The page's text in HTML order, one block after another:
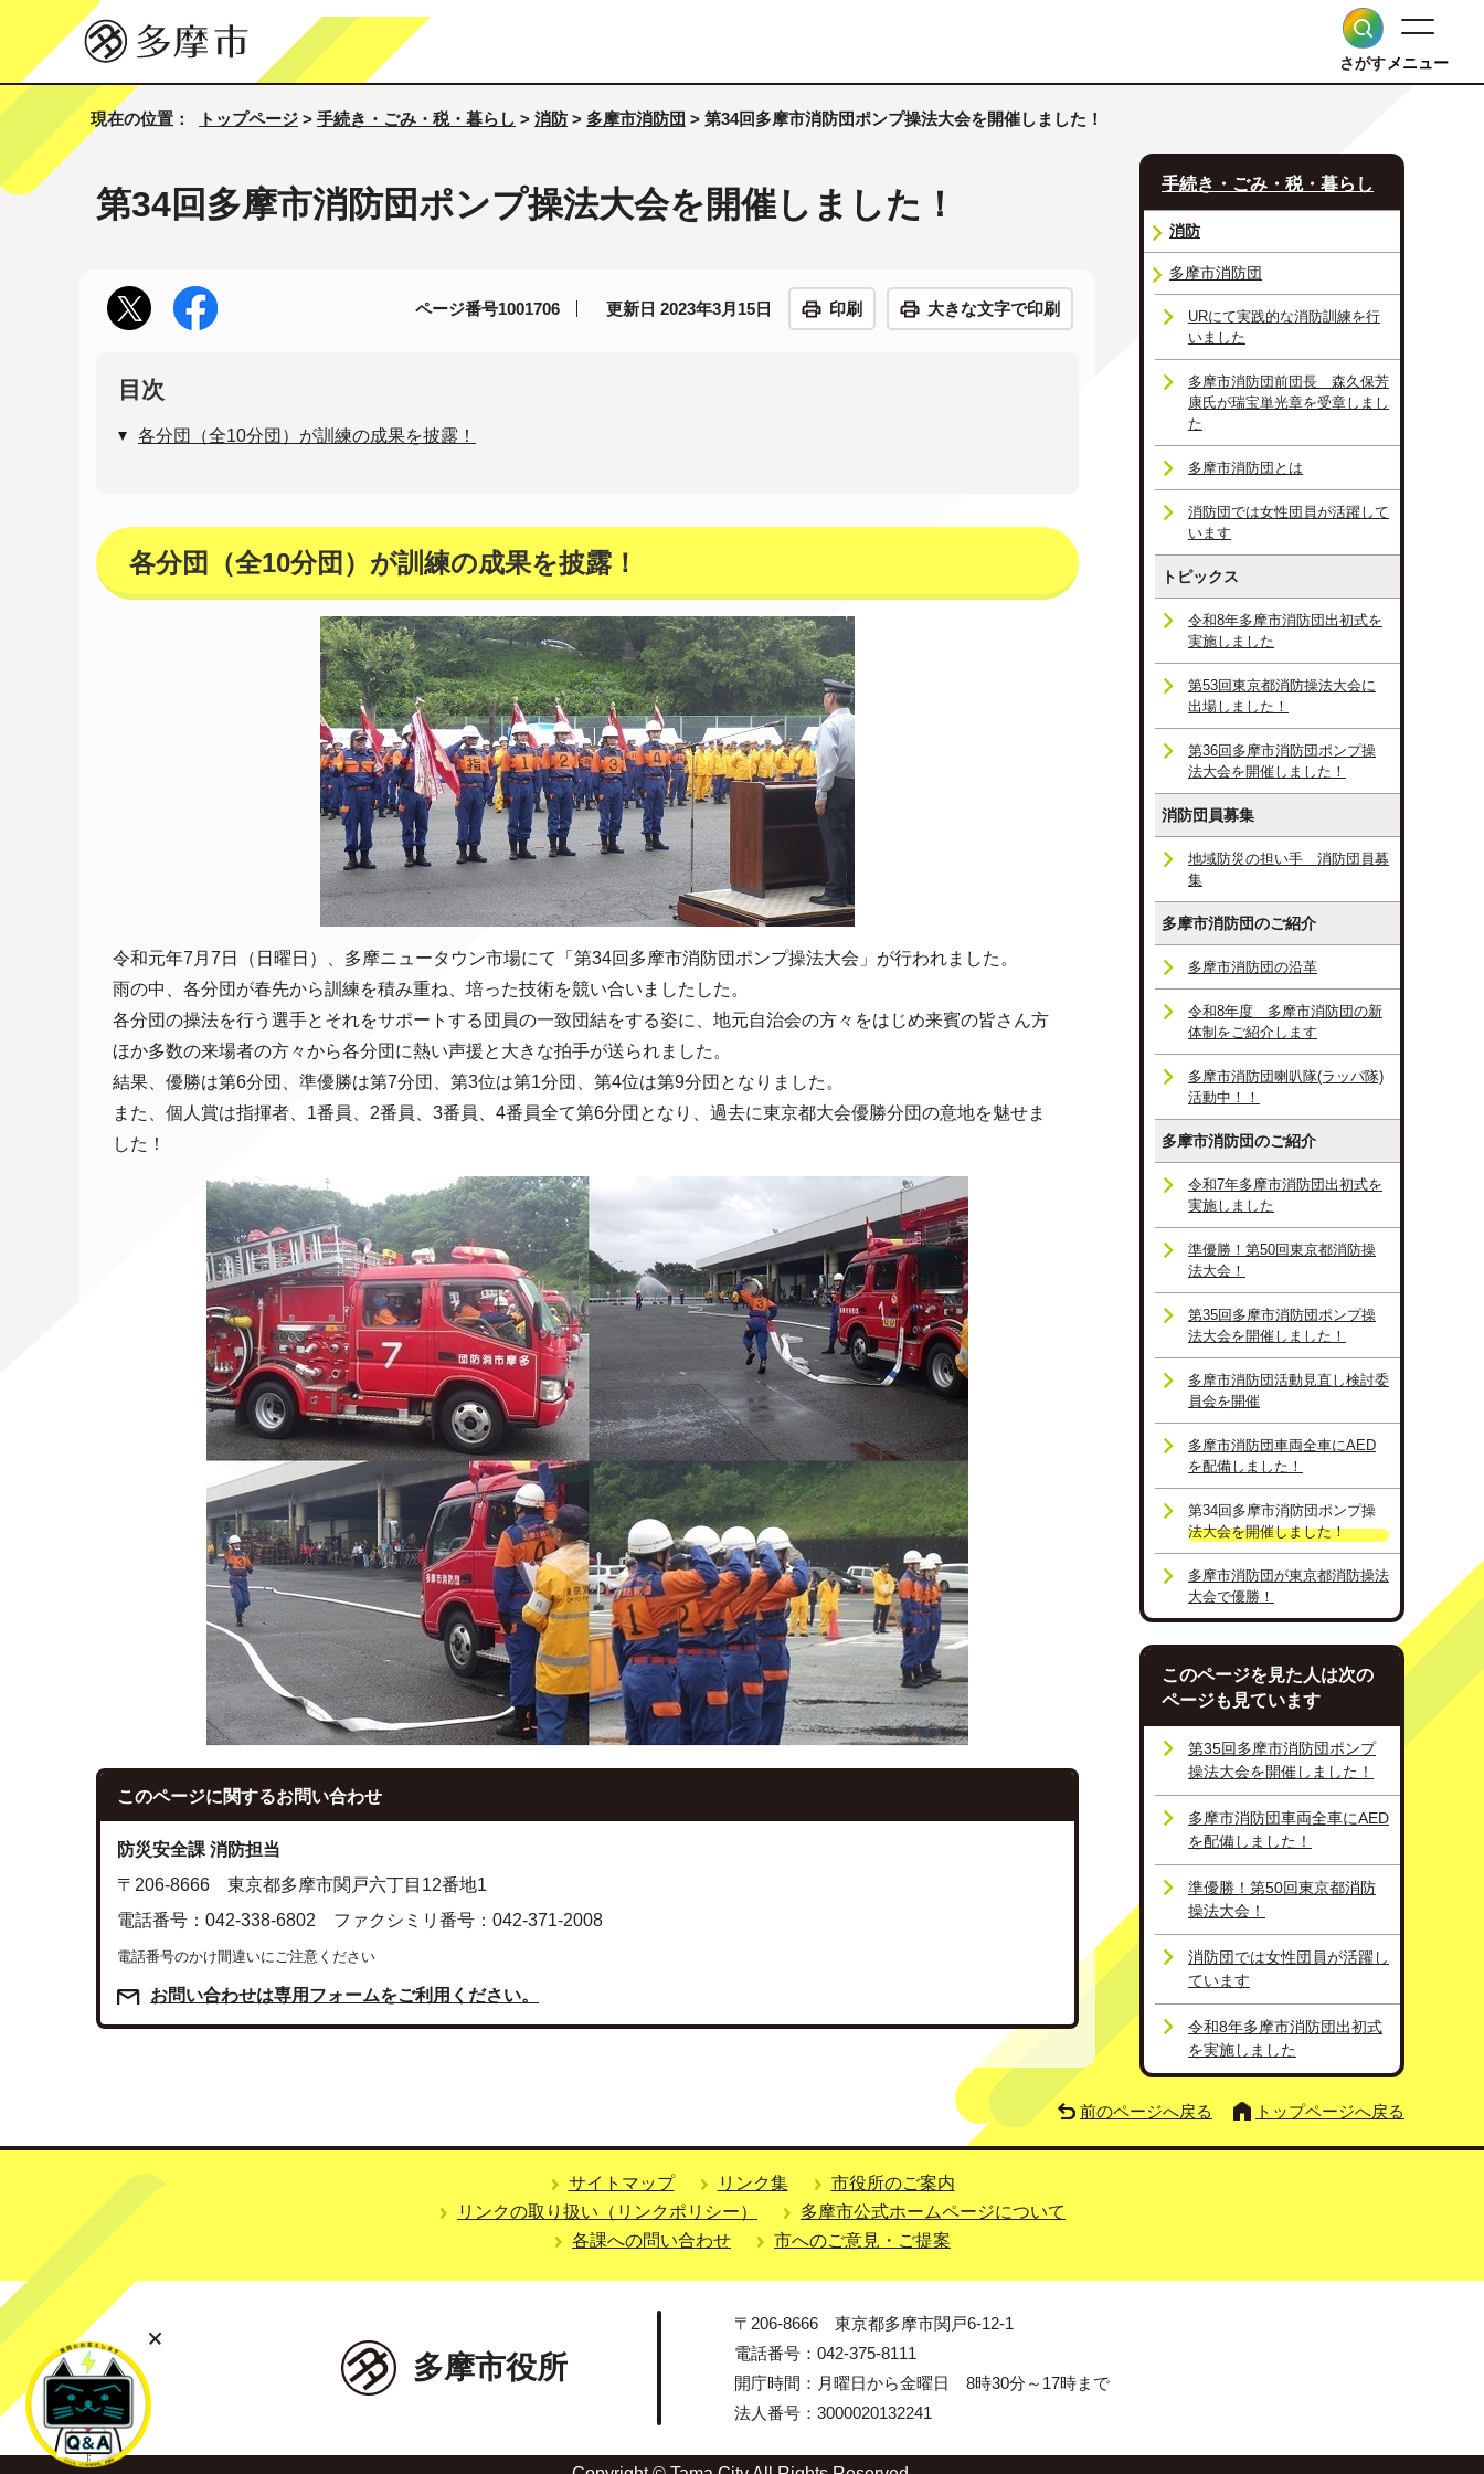
さがすメニュー
現在の位置： トップページ > 手続き・ごみ・税・暮らし > 消防 > 多摩市消防団 > 第34回多摩市消防団ポンプ操法大会を開催しました！
第34回多摩市消防団ポンプ操法大会を開催しました！
ページ番号1001706 更新日 2023年3月15日 印刷 大きな文字で印刷
目次
各分団（全10分団）が訓練の成果を披露！
各分団（全10分団）が訓練の成果を披露！
令和元年7月7日（日曜日）、多摩ニュータウン市場にて「第34回多摩市消防団ポンプ操法大会」が行われました。
雨の中、各分団が春先から訓練を積み重ね、培った技術を競い合いましたした。
各分団の操法を行う選手とそれをサポートする団員の一致団結をする姿に、地元自治会の方々をはじめ来賓の皆さん方
ほか多数の来場者の方々から各分団に熱い声援と大きな拍手が送られました。
結果、優勝は第6分団、準優勝は第7分団、第3位は第1分団、第4位は第9分団となりました。
また、個人賞は指揮者、1番員、2番員、3番員、4番員全て第6分団となり、過去に東京都大会優勝分団の意地を魅せま
した！
このページに関するお問い合わせ
防災安全課 消防担当
〒206-8666 東京都多摩市関戸六丁目12番地1
電話番号：042-338-6802 ファクシミリ番号：042-371-2008
電話番号のかけ間違いにご注意ください
お問い合わせは専用フォームをご利用ください。
手続き・ごみ・税・暮らし
消防
多摩市消防団
URにて実践的な消防訓練を行
いました
多摩市消防団前団長 森久保芳
康氏が瑞宝単光章を受章しまし
た
多摩市消防団とは
消防団では女性団員が活躍して
います
トピックス
令和8年多摩市消防団出初式を
実施しました
第53回東京都消防操法大会に
出場しました！
第36回多摩市消防団ポンプ操
法大会を開催しました！
消防団員募集
地域防災の担い手 消防団員募
集
多摩市消防団のご紹介
多摩市消防団の沿革
令和8年度 多摩市消防団の新
体制をご紹介します
多摩市消防団喇叭隊(ラッパ隊)
活動中！！
多摩市消防団のご紹介
令和7年多摩市消防団出初式を
実施しました
準優勝！第50回東京都消防操
法大会！
第35回多摩市消防団ポンプ操
法大会を開催しました！
多摩市消防団活動見直し検討委
員会を開催
多摩市消防団車両全車にAED
を配備しました！
第34回多摩市消防団ポンプ操
法大会を開催しました！
多摩市消防団が東京都消防操法
大会で優勝！
このページを見た人は次の
ページも見ています
第35回多摩市消防団ポンプ
操法大会を開催しました！
多摩市消防団車両全車にAED
を配備しました！
準優勝！第50回東京都消防
操法大会！
消防団では女性団員が活躍し
ています
令和8年多摩市消防団出初式
を実施しました
前のページへ戻る トップページへ戻る
サイトマップ リンク集
市役所のご案内
リンクの取り扱い（リンクポリシー）
多摩市公式ホームページについて
各課への問い合わせ
市へのご意見・ご提案
多摩市役所
〒206-8666 東京都多摩市関戸6-12-1
電話番号：042-375-8111
開庁時間：月曜日から金曜日 8時30分～17時まで
法人番号：3000020132241